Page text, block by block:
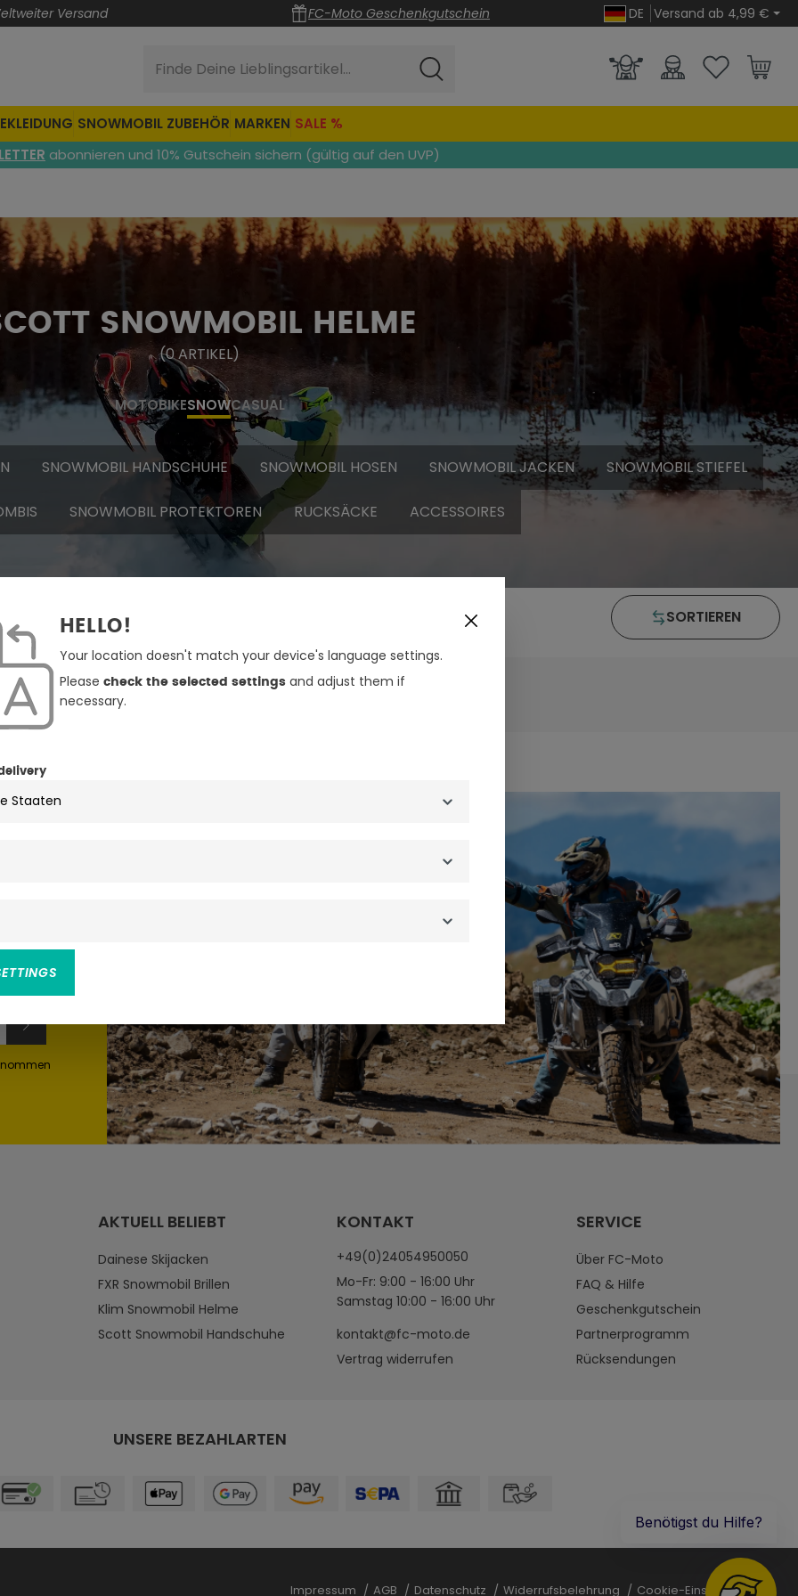
Versand FC-Moto Geschenkgutschein DE Versand ab 4,99 €
Finde Deine Lieblingsartikel...
SNOWMOBIL ZUBEHÖR MARKEN SALE %
abonnieren und 10% Gutschein sichern (gültig auf den UVP)
SNOWMOBIL HELME
(0ARTIKEL)
MOTOBIKESNOWCASUAL
SNOWMOBIL HANDSCHUHE SNOWMOBIL HOSEN SNOWMOBIL JACKEN SNOWMOBIL STIEFEL
SNOWMOBIL PROTEKTOREN RUCKSÄCKE ACCESSOIRES
SORTIEREN
AKTUELL BELIEBT
Dainese Skijacken
FXR Snowmobil Brillen
Klim Snowmobil Helme
Scott Snowmobil Handschuhe
KONTAKT
+49(0)24054950050
Mo-Fr: 9:00 - 16:00 Uhr
Samstag 10:00 - 16:00 Uhr
kontakt@fc-moto.de
Vertrag widerrufen
SERVICE
Über FC-Moto
FAQ & Hilfe
Geschenkgutschein
Partnerprogramm
Rücksendungen
UNSERE BEZAHLARTEN
Impressum AGB Datenschutz Widerrufsbelehrung Cookie-Einstellungen
HELLO!
Your location doesn't match your device's language settings.
Please check the selected settingsand adjust them if
necessary.